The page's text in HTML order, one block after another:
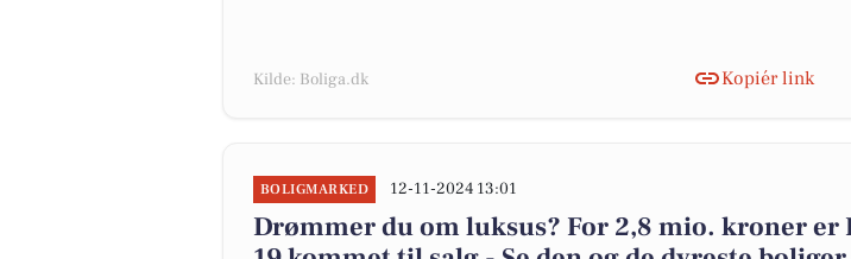
Kilde: Boliga.dk Kopiér link
BOLIGMARKED 12-11-2024 13:01
Drømmer du om luksus? For 2,8 mio. kroner er